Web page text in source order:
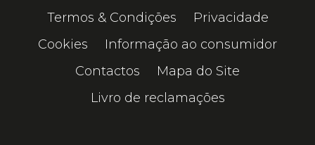
Termos & Condições
Privacidade
Cookies
Informação ao consumidor
Contactos
Mapa do Site
Livro de reclamações